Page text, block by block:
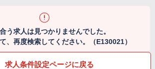
う求人は見つかりませんでした。
、再度検索してください。（E130021）
求人条件設定ページに戻る